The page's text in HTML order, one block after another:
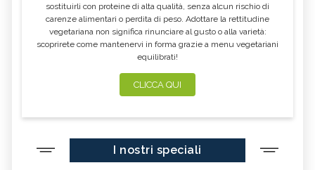
sostituirli con proteine di alta qualità, senza alcun rischio di
carenze alimentari o perdita di peso. Adottare la rettitudine
vegetariana non significa rinunciare al gusto o alla varietà:
scoprirete come mantenervi in forma grazie a menu vegetariani
equilibrati!
CLICCA QUI
I nostri speciali